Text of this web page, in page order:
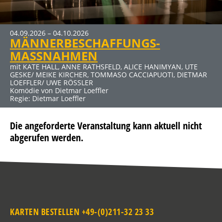
04.09.2026 – 04.10.2026
MÄNNERBESCHAFFUNGS-
MASSNAHMEN
mit KATE HALL, ANNE RATHSFELD, ALICE HANIMYAN, UTE
GESKE/ MEIKE KIRCHER, TOMMASO CACCIAPUOTI, DIETMAR
LOEFFLER/ UWE RÖSSLER
Komödie von Dietmar Loeffler
Regie: Dietmar Loeffler
19.03.2027 – 25.04.2027
DER ABSCHIEDSBRIEF
mit MICHAELA MAY UND SIGMAR SOLBACH
Komödie von Audrey Schebat
30.04.2027 – 06.06.2027
ELTERNABEND
mit DUSTIN SEMMELROGGE, CECILIA MUELLER-STAHL, CLAUS
THULL-EMDEN u. a.
Kein Thriller (Auch wenn der Titel nach Horror klingt) von
Sebastian Fitzek für die Bühne bearbeitet von René
Heinersdorff
MEHR INFOS
Klicken Sie auf den Link für mehr Infos und Buchung
Die angeforderte Veranstaltung kann aktuell nicht
abgerufen werden.
KARTEN BESTELLEN +49-(0)211-32 23 33